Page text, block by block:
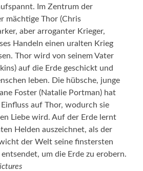
Im Zentrum der
mächtige Thor (Chris
aber arroganter Krieger,
Handeln einen uralten Krieg
Thor wird von seinem Vater
auf die Erde geschickt und
leben. Die hübsche, junge
Foster (Natalie Portman) hat
auf Thor, wodurch sie
Liebe wird. Auf der Erde lernt
Helden auszeichnet, als der
der Welt seine finstersten
um die Erde zu erobern.